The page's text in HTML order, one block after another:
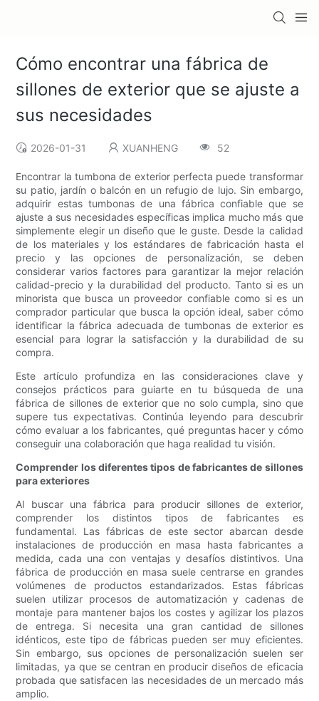
Cómo encontrar una fábrica de
sillones de exterior que se ajuste a
sus necesidades
2026-01-31 XUANHENG 52
Encontrar la tumbona de exterior perfecta puede transformar
su patio, jardín o balcón en un refugio de lujo. Sin embargo,
adquirir estas tumbonas de una fábrica confiable que se
ajuste a sus necesidades específicas implica mucho más que
simplemente elegir un diseño que le guste. Desde la calidad
de los materiales y los estándares de fabricación hasta el
precio y las opciones de personalización, se deben
considerar varios factores para garantizar la mejor relación
calidad-precio y la durabilidad del producto. Tanto si es un
minorista que busca un proveedor confiable como si es un
comprador particular que busca la opción ideal, saber cómo
identificar la fábrica adecuada de tumbonas de exterior es
esencial para lograr la satisfacción y la durabilidad de su
compra.
Este artículo profundiza en las consideraciones clave y
consejos prácticos para guiarte en tu búsqueda de una
fábrica de sillones de exterior que no solo cumpla, sino que
supere tus expectativas. Continúa leyendo para descubrir
cómo evaluar a los fabricantes, qué preguntas hacer y cómo
conseguir una colaboración que haga realidad tu visión.
Comprender los diferentes tipos de fabricantes de sillones
para exteriores
Al buscar una fábrica para producir sillones de exterior,
comprender los distintos tipos de fabricantes es
fundamental. Las fábricas de este sector abarcan desde
instalaciones de producción en masa hasta fabricantes a
medida, cada una con ventajas y desafíos distintivos. Una
fábrica de producción en masa suele centrarse en grandes
volúmenes de productos estandarizados. Estas fábricas
suelen utilizar procesos de automatización y cadenas de
montaje para mantener bajos los costes y agilizar los plazos
de entrega. Si necesita una gran cantidad de sillones
idénticos, este tipo de fábricas pueden ser muy eficientes.
Sin embargo, sus opciones de personalización suelen ser
limitadas, ya que se centran en producir diseños de eficacia
probada que satisfacen las necesidades de un mercado más
amplio.